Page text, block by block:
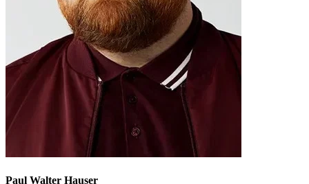
Paul Walter Hauser